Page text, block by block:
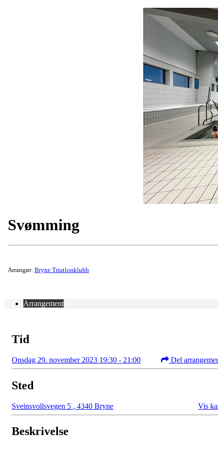
Svømming
Arrangør: Bryne Triatlonklubb
Arrangement
Tid
Onsdag 29. november 2023 19:30 - 21:00 Del
Sted
Sveinsvollsvegen 5 , 4340 Bryne Vis
Beskrivelse